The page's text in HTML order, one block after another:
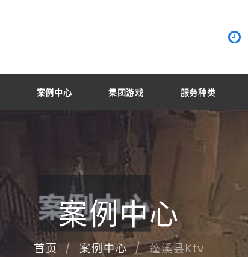
案例中心 集团游戏 服务种类
案例中心
首页 案例中心 蓬溪县ktv